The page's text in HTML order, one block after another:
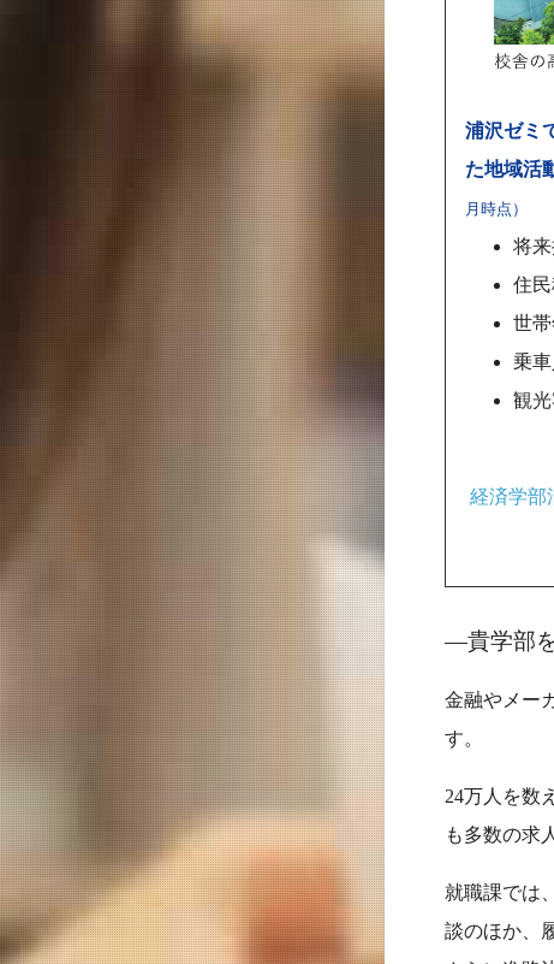
浦沢ゼミ
た地域活
月時点）
将
住
世
乗
観
経済学部
―貴学部
金融やメー
す。
24万人を数
も多数の求
就職課では
談のほか、